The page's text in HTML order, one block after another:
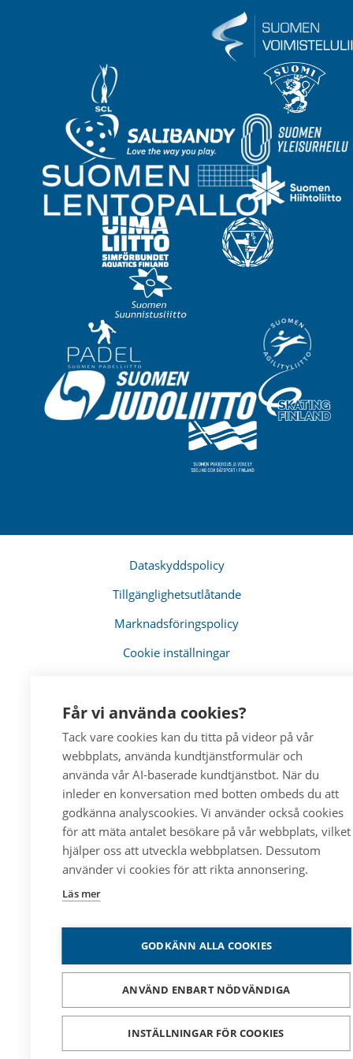
Får vi använda cookies?
Tack vare cookies kan du titta på videor på vår
webbplats, använda kundtjänstformulär och
använda vår AI-baserade kundtjänstbot. När du
inleder en konversation med botten ombeds du att
godkänna analyscookies. Vi använder också cookies
för att mäta antalet besökare på vår webbplats, vilket
hjälper oss att utveckla webbplatsen. Dessutom
använder vi cookies för att rikta annonsering.
Läs mer
GODKÄNN ALLA COOKIES
ANVÄND ENBART NÖDVÄNDIGA
INSTÄLLNINGAR FÖR COOKIES
Dataskyddspolicy
Tillgänglighetsutlåtande
Marknadsföringspolicy
Cookie inställningar